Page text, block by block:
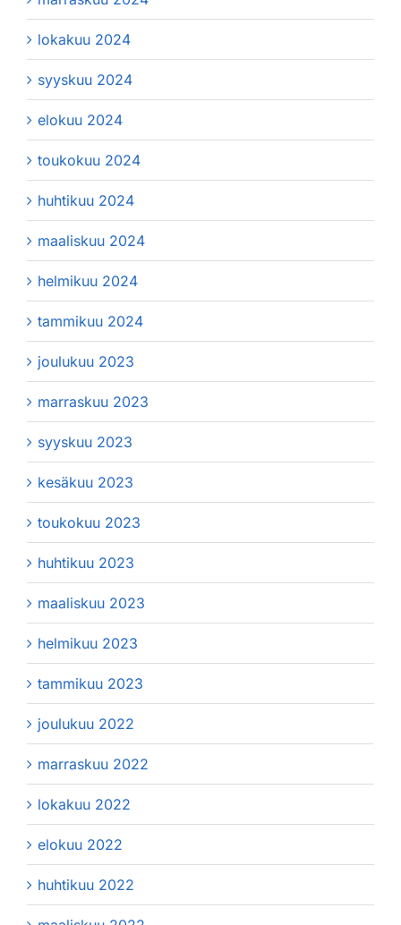
lokakuu 2024
syyskuu 2024
elokuu 2024
toukokuu 2024
huhtikuu 2024
maaliskuu 2024
helmikuu 2024
tammikuu 2024
joulukuu 2023
marraskuu 2023
syyskuu 2023
kesäkuu 2023
toukokuu 2023
huhtikuu 2023
maaliskuu 2023
helmikuu 2023
tammikuu 2023
joulukuu 2022
marraskuu 2022
lokakuu 2022
elokuu 2022
huhtikuu 2022